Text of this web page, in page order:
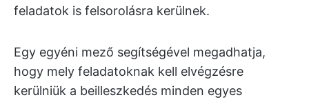
feladatok is felsorolásra kerülnek.
Egy egyéni mező segítségével megadhatja,
hogy mely feladatoknak kell elvégzésre
kerülniük a beilleszkedés minden egyes